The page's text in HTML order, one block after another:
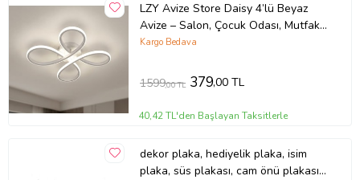
LZY Avize Store Daisy 4’lü Beyaz
Avize – Salon, Çocuk Odası, Mutfak
ve Antre İçin Şık Aydınlatma
Kargo Bedava
1599,00 TL 379,00 TL
40,42 TL'den Başlayan Taksitlerle
dekor plaka, hediyelik plaka, isim
plaka, süs plakası, cam önü plakası,